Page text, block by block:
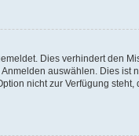
Dies verhindert den
auswählen. Dies ist
nicht zur Verfügung steht,